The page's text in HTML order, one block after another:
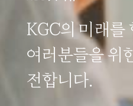
KGC의 미래를
여러분들을 위
전합니다.
KGC의 미래를
여러분들을 위
전합니다.